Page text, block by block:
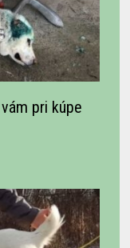
pri kúpe